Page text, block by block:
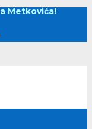
Metkovića!